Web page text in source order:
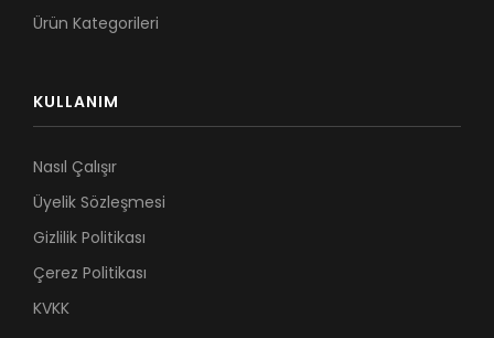
Ürün Kategorileri
KULLANIM
Nasıl Çalışır
Üyelik Sözleşmesi
Gizlilik Politikası
Çerez Politikası
KVKK